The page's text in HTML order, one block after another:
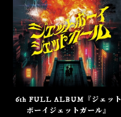
6th FULL ALBUM『ジェット
ボーイジェットガール』